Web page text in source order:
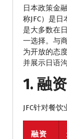
日本政策金
称JFC）是
是大多数在
一选择。与
为开放的态
并展示日语
1. 融
JFC针对餐
融资